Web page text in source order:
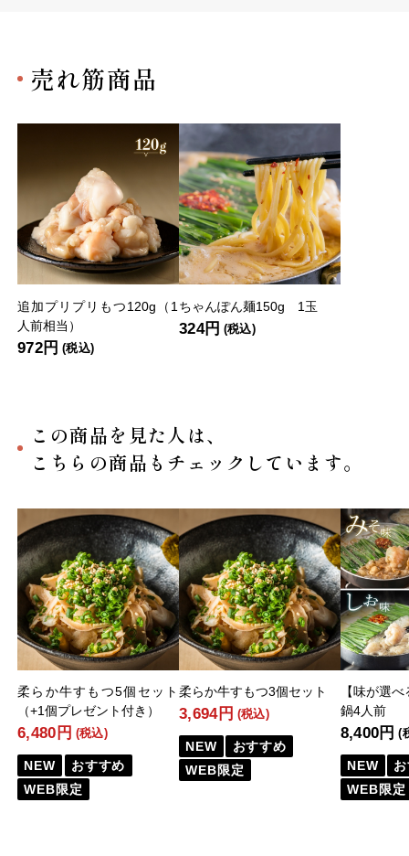
売れ筋商品
追加プリプリもつ120g（1
人前相当）
972円 (税込)
ちゃんぽん麺150g 1玉
324円 (税込)
この商品を見た人は、
こちらの商品もチェックしています。
柔らか牛すもつ5個セット
（+1個プレゼント付き）
6,480円 (税込)
NEW
おすすめ
WEB限定
柔らか牛すもつ3個セット
3,694円 (税込)
NEW
おすすめ
WEB限定
【味が選
鍋4人前
8,400円 (
NEW
WEB限定